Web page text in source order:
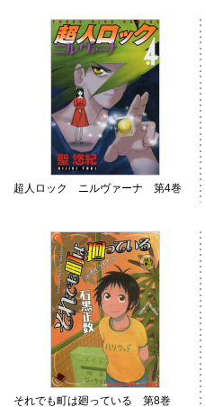
超人ロック ニルヴァーナ 第4巻
それでも町は廻っている 第8巻